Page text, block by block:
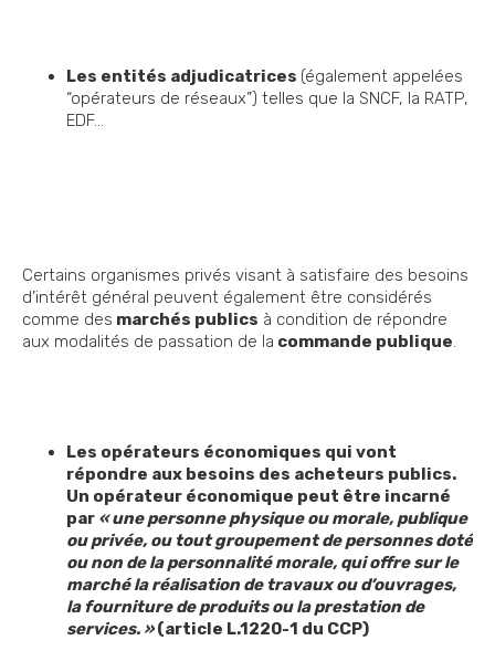
Les entités adjudicatrices (également appelées
“opérateurs de réseaux”) telles que la SNCF, la RATP,
EDF…
Certains organismes privés visant à satisfaire des besoins
d’intérêt général peuvent également être considérés
comme des marchés publics à condition de répondre
aux modalités de passation de la commande publique.
Les opérateurs économiques qui vont
répondre aux besoins des acheteurs publics.
Un opérateur économique peut être incarné
par « une personne physique ou morale, publique
ou privée, ou tout groupement de personnes doté
ou non de la personnalité morale, qui offre sur le
marché la réalisation de travaux ou d’ouvrages,
la fourniture de produits ou la prestation de
services. »(article L.1220-1 du CCP)